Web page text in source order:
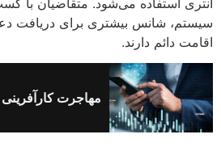
سیستم، شانس بیشتری برای دریافت
اقامت دائم دارند.
مهاجرت کارآفرینی